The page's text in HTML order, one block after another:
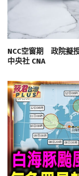
NCC空窗期 政院擬
中央社 CNA